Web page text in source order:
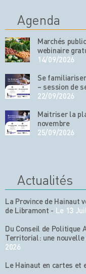
Agenda
Marchés
webinaire
14/09/2026
Se
– session de
22/09/2026
Maitriser la
novembre
25/09/2026
Actualités
La Province de Hainaut
de Libramont - Le 13
Du Conseil de Politique
Territorial: une
2026
Le Hainaut en cartes et